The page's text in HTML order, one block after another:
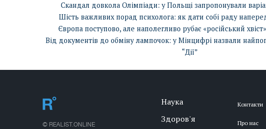
Скандал довкола Олімпіади: у Польщі запропонували
Шість важливих порад психолога: як дати собі раду
Європа поступово, але наполегливо рубає «російський
Від документів до обміну лампочок: у Мінцифрі назвали
“Дії”
© REALIST.ONLINE
Наука
Здоров'я
Контакти
Про нас